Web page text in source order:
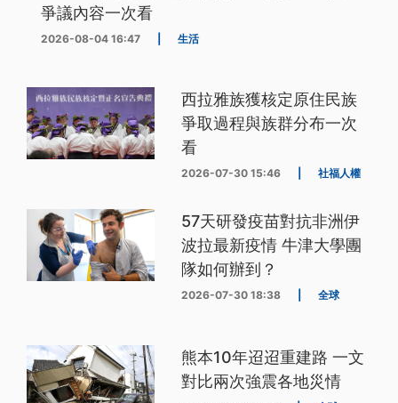
爭議內容一次看
2026-08-04 16:47 生活
西拉雅族獲核定原住民族
爭取過程與族群分布一次
看
2026-07-30 15:46 社福人權
57天研發疫苗對抗非洲伊
波拉最新疫情 牛津大學團
隊如何辦到？
2026-07-30 18:38 全球
熊本10年迢迢重建路 一文
對比兩次強震各地災情